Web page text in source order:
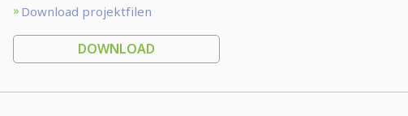
Download projektfilen
DOWNLOAD